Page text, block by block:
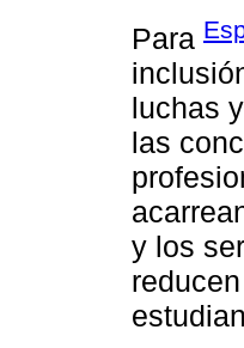
Para
luchas
las
y los